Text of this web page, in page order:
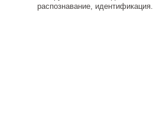
распознавание, идентификация.